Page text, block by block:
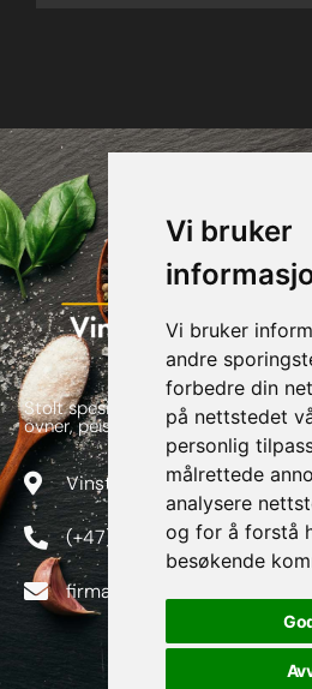
Vi bruker
Vi bruker
andre
forbedre din
på nettstedet
personlig
målrettede
analysere
og for å forstå
besøkende
Stolt spesialforretning av alt innen
ovner, peiser og piper
Vinstragata 82, 2640
(+47) 415 94 200
firmapost@vinstraflis.no